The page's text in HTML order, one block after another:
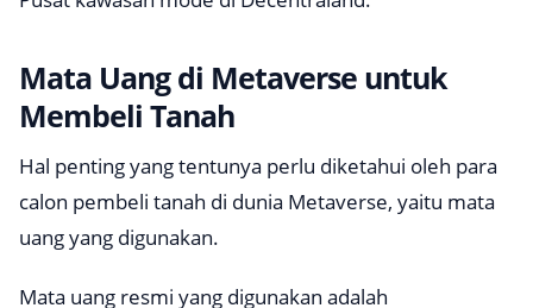
Mata Uang di Metaverse untuk
Membeli Tanah
Hal penting yang tentunya perlu diketahui oleh para
calon pembeli tanah di dunia Metaverse, yaitu mata
uang yang digunakan.
Mata uang resmi yang digunakan adalah